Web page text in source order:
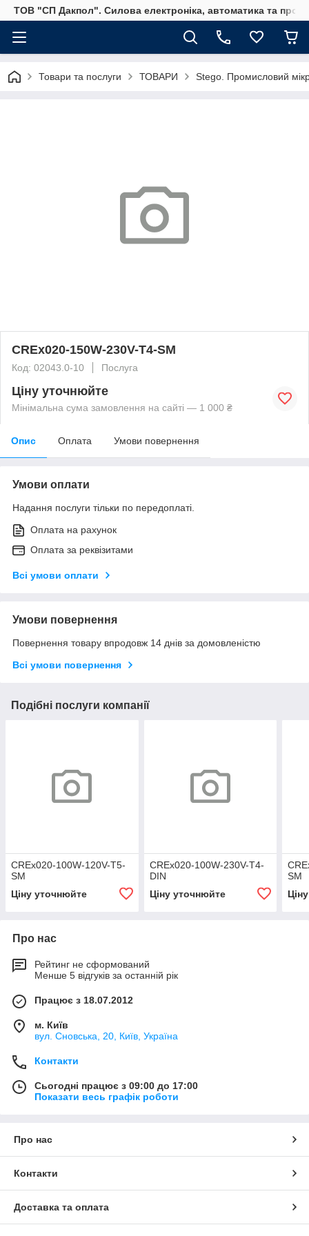
ТОВ "СП Дакпол". Силова електроніка, автоматика та
Товари та послуги ТОВАРИ Stego. Промисловий
CREx020-150W-230V-T4-SM
Код: 02043.0-10 Послуга
Ціну уточнюйте
Мінімальна сума замовлення на сайті — 1 000 ₴
Опис Оплата Умови повернення
Умови оплати
Надання послуги тільки по передоплаті.
Оплата на рахунок
Оплата за реквізитами
Всі умови оплати
Умови повернення
Повернення товару впродовж 14 днів за домовленістю
Всі умови повернення
Подібні послуги компанії
CREx020-100W-120V-T5-
SM
Ціну уточнюйте
CREx020-100W-230V-T4-
DIN
Ціну уточнюйте
SM
Про нас
Рейтинг не сформований
Менше 5 відгуків за останній рік
Працює з 18.07.2012
м. Київ
вул. Сновська, 20, Київ, Україна
Контакти
Сьогодні працює з 09:00 до 17:00
Показати весь графік роботи
Про нас
Контакти
Доставка та оплата